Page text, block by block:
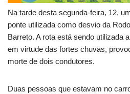
Na tarde desta segunda-feira, 12,
ponte utilizada como desvio da
Barreto. A rota está sendo utilizada
em virtude das fortes chuvas,
morte de dois condutores.
Duas pessoas que estavam no